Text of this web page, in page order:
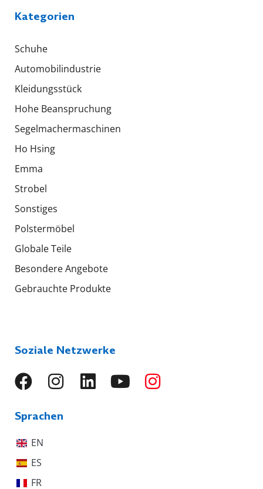
Kategorien
Schuhe
Automobilindustrie
Kleidungsstück
Hohe Beanspruchung
Segelmachermaschinen
Ho Hsing
Emma
Strobel
Sonstiges
Polstermöbel
Globale Teile
Besondere Angebote
Gebrauchte Produkte
Soziale Netzwerke
Sprachen
EN
ES
FR